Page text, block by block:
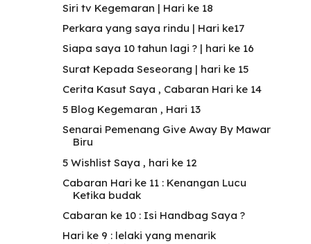
Siri tv Kegemaran | Hari ke 18
Perkara yang saya rindu | Hari ke17
Siapa saya 10 tahun lagi ? | hari ke 16
Surat Kepada Seseorang | hari ke 15
Cerita Kasut Saya , Cabaran Hari ke 14
5 Blog Kegemaran , Hari 13
Senarai Pemenang Give Away By Mawar
Biru
5 Wishlist Saya , hari ke 12
Cabaran Hari ke 11 : Kenangan Lucu
Ketika budak
Cabaran ke 10 : Isi Handbag Saya ?
Hari ke 9 : lelaki yang menarik